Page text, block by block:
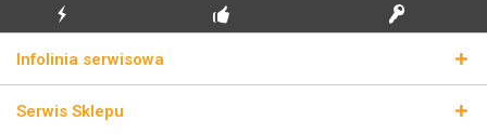
WYSYŁKA
Infolinia serwisowa
Serwis Sklepu